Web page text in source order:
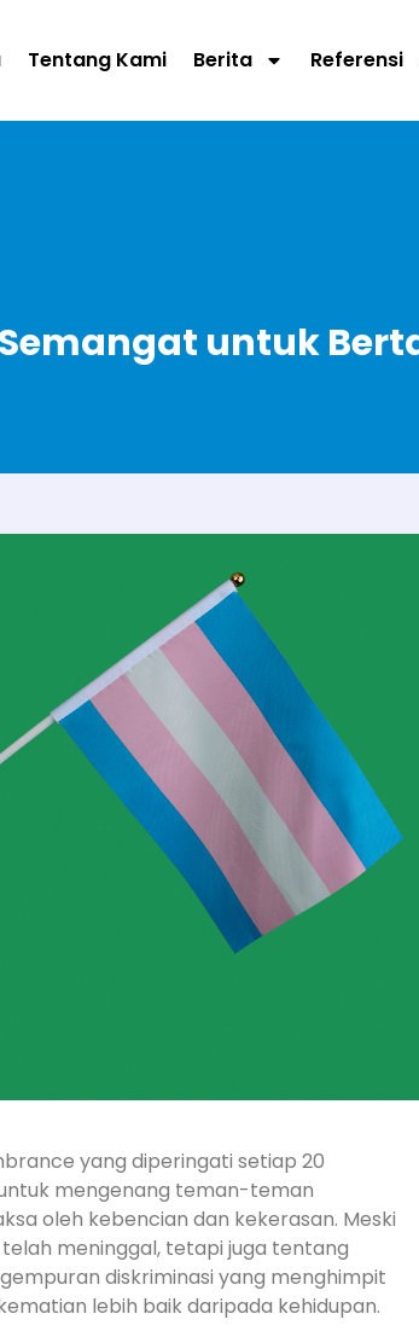
Tentang Kami Berita Referensi
untuk
yang diperingati setiap 20
mengenang teman-teman
oleh kebencian dan kekerasan. Meski
meninggal, tetapi juga tentang
diskriminasi yang menghimpit
lebih baik daripada kehidupan.